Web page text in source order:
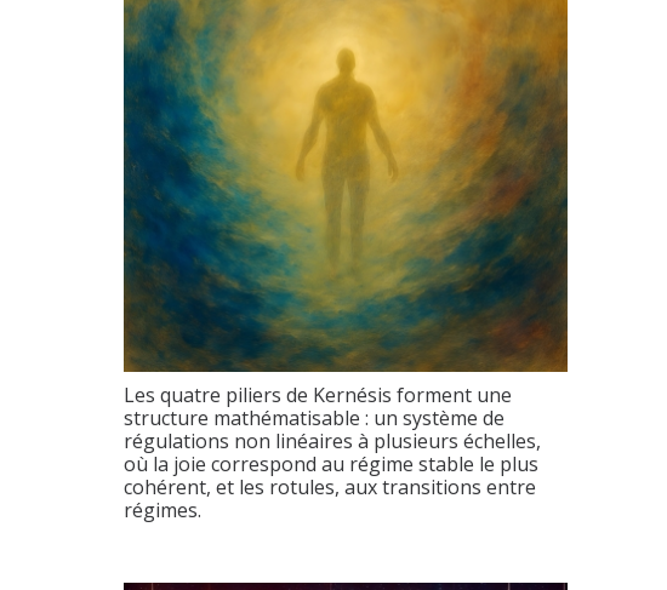
Les quatre piliers de Kernésis forment une
structure mathématisable : un système de
régulations non linéaires à plusieurs échelles,
où la joie correspond au régime stable le plus
cohérent, et les rotules, aux transitions entre
régimes.